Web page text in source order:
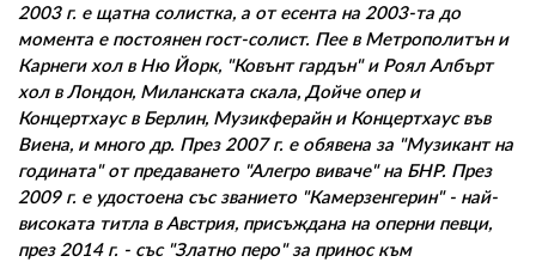
2003 г. е щатна солистка, а от есента на 2003-та до
момента е постоянен гост-солист. Пее в Метрополитън и
Карнеги хол в Ню Йорк, "Ковънт гардън" и Роял Албърт
хол в Лондон, Миланската скала, Дойче опер и
Концертхаус в Берлин, Музикферайн и Концертхаус във
Виена, и много др. През 2007 г. е обявена за "Музикант на
годината" от предаването "Алегро виваче" на БНР. През
2009 г. е удостоена със званието "Камерзенгерин" - най-
високата титла в Австрия, присъждана на оперни певци,
през 2014 г. - със "Златно перо" за принос към